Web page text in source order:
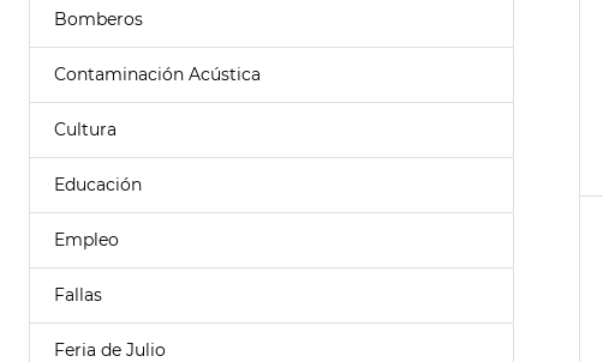
Bomberos
Contaminación Acústica
Cultura
Educación
Empleo
Fallas
Feria de Julio